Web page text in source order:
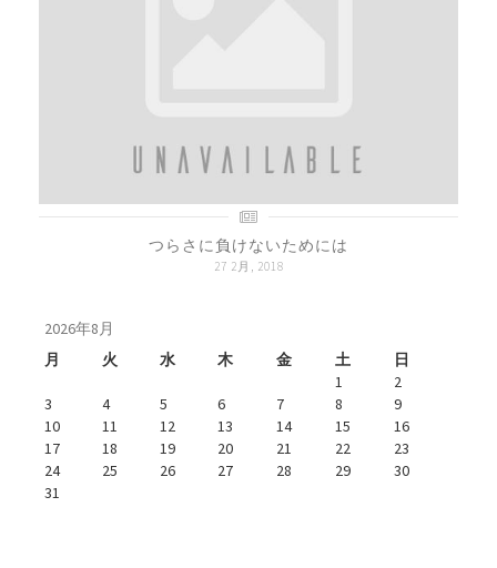
つらさに負けないためには
27 2月, 2018
2026年8月
月
火 水 木 金 土
日
1
2
3
4 5 6 7 8
9
10
11 12 13 14 15
16
17
18 19 20 21 22
23
24
25 26 27 28 29
30
31